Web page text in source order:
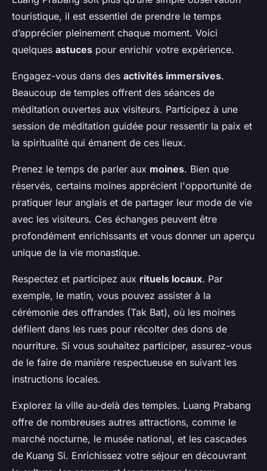
touristique, il est essentiel de prendre le temps
d’apprécier pleinement chaque moment. Voici
quelques astuces pour enrichir votre expérience.
Engagez-vous dans des activités immersives.
Beaucoup de temples offrent des séances de
méditation ouvertes aux visiteurs. Participez à une
session de méditation guidée pour ressentir la paix et
la spiritualité qui émanent de ces lieux.
Prenez le temps de parler aux moines. Bien que
réservés, certains moines apprécient l'opportunité de
pratiquer leur anglais et de partager leur mode de vie
avec les visiteurs. Ces échanges peuvent être
profondément enrichissants et vous donner un aperçu
unique de la vie monastique.
Respectez et participez aux rituels locaux. Par
exemple, le matin, vous pouvez assister à la
cérémonie des offrandes (Tak Bat), où les moines
défilent dans les rues pour récolter des dons de
nourriture. Si vous souhaitez participer, assurez-vous
de le faire de manière respectueuse en suivant les
instructions locales.
Explorez la ville au-delà des temples. Luang Prabang
offre de nombreuses autres attractions, comme le
marché nocturne, le musée national, et les cascades
de Kuang Si. Enrichissez votre séjour en découvrant